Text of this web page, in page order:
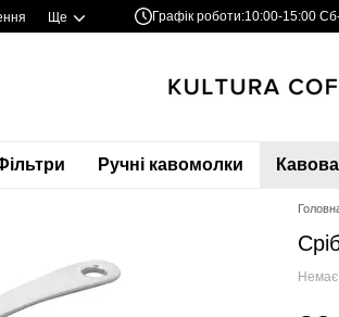
Ще Графік роботи:10:00-15:00
Ручні кавомолки
Немає